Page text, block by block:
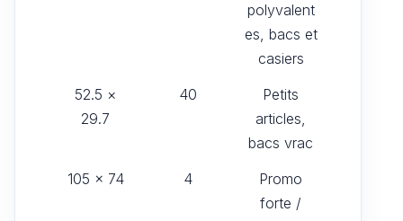
polyvalent
es, bacs et
casiers
52.5 ×
29.7
40
Petits
articles,
bacs vrac
105 × 74
4
Promo
forte /